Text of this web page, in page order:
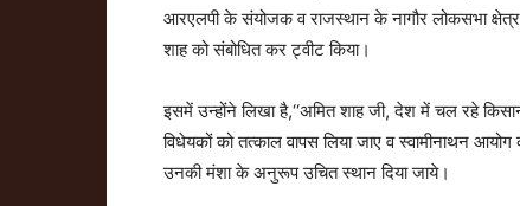
आरएलपी के संयोजक व राजस्थान के नागौर लोकसभा
शाह को संबोधित कर ट्वीट किया।
इसमें उन्होंने लिखा है,‘‘अमित शाह जी, देश में चल रहे
विधेयकों को तत्काल वापस लिया जाए व स्वामीनाथन आयोग
उनकी मंशा के अनुरूप उचित स्थान दिया जाये।